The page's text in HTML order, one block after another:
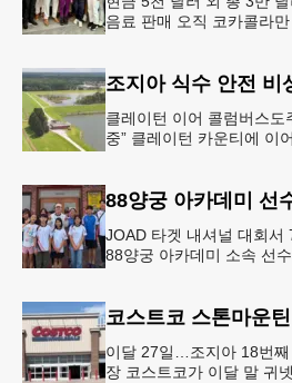
음료 판매 오직 코카콜라
조지아 식수 안전
클레이턴 이어 콜럼버스도
중” 클레이턴 카운티에 이
JOAD 타겟 내셔널 대회서
88양궁 아카데미 소속 선
코스트코 스톤마운
이달 27일…조지아 18번
장 코스트코가 이달 말 귀